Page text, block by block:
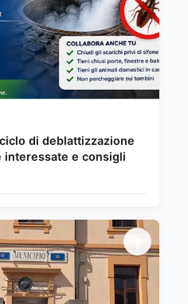
di deblattizzazione
interessate e consigli